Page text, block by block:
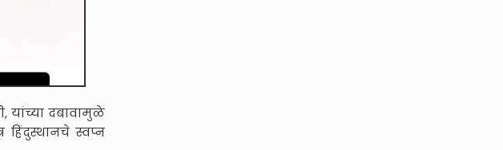
यांच्या दबावामुळे
हिंदुस्थानचे स्वप्न